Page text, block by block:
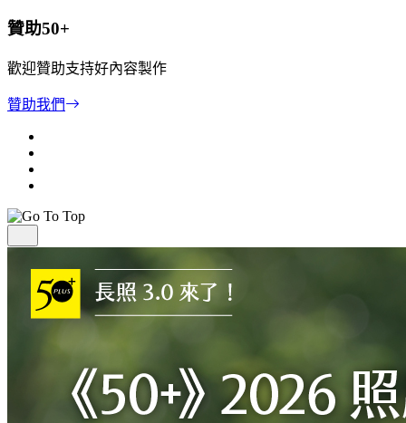
贊助50+
歡迎贊助支持好內容製作
贊助我們